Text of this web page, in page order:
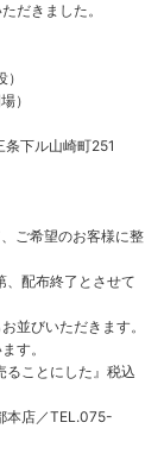
だきました。
）
ル山崎町251
ご希望のお客様に整
布終了とさせて
いただきます。
す。
とにした』税込
店／TEL.075-